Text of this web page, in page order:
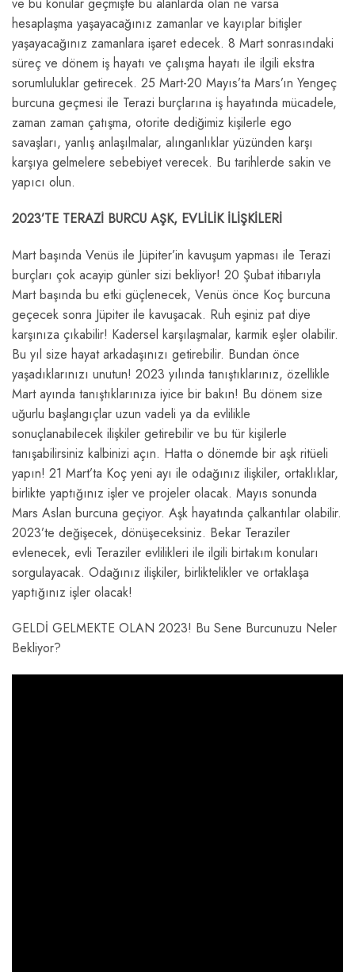
hesaplaşma yaşayacağınız zamanlar ve kayıplar bitişler
yaşayacağınız zamanlara işaret edecek. 8 Mart sonrasındaki
süreç ve dönem iş hayatı ve çalışma hayatı ile ilgili ekstra
sorumluluklar getirecek. 25 Mart-20 Mayıs’ta Mars’ın Yengeç
burcuna geçmesi ile Terazi burçlarına iş hayatında mücadele,
zaman zaman çatışma, otorite dediğimiz kişilerle ego
savaşları, yanlış anlaşılmalar, alınganlıklar yüzünden karşı
karşıya gelmelere sebebiyet verecek. Bu tarihlerde sakin ve
yapıcı olun.
2023’TE TERAZİ BURCU AŞK, EVLİLİK İLİŞKİLERİ
Mart başında Venüs ile Jüpiter’in kavuşum yapması ile Terazi
burçları çok acayip günler sizi bekliyor! 20 Şubat itibarıyla
Mart başında bu etki güçlenecek, Venüs önce Koç burcuna
geçecek sonra Jüpiter ile kavuşacak. Ruh eşiniz pat diye
karşınıza çıkabilir! Kadersel karşılaşmalar, karmik eşler olabilir.
Bu yıl size hayat arkadaşınızı getirebilir. Bundan önce
yaşadıklarınızı unutun! 2023 yılında tanıştıklarınız, özellikle
Mart ayında tanıştıklarınıza iyice bir bakın! Bu dönem size
uğurlu başlangıçlar uzun vadeli ya da evlilikle
sonuçlanabilecek ilişkiler getirebilir ve bu tür kişilerle
tanışabilirsiniz kalbinizi açın. Hatta o dönemde bir aşk ritüeli
yapın! 21 Mart’ta Koç yeni ayı ile odağınız ilişkiler, ortaklıklar,
birlikte yaptığınız işler ve projeler olacak. Mayıs sonunda
Mars Aslan burcuna geçiyor. Aşk hayatında çalkantılar olabilir.
2023’te değişecek, dönüşeceksiniz. Bekar Teraziler
evlenecek, evli Teraziler evlilikleri ile ilgili birtakım konuları
sorgulayacak. Odağınız ilişkiler, birliktelikler ve ortaklaşa
yaptığınız işler olacak!
GELDİ GELMEKTE OLAN 2023! Bu Sene Burcunuzu Neler
Bekliyor?